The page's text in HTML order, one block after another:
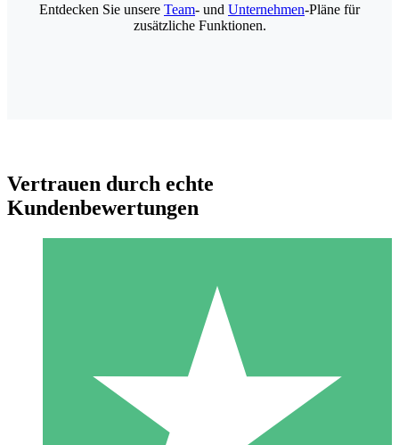
Individuelle Credit-Pakete
Zahlen Sie nach Bedarf mit Download-Credits. Keine
monatliche Verpflichtung erforderlich.
Entdecken Sie unsere Team- und Unternehmen-Pläne für
zusätzliche Funktionen.
Vertrauen durch echte
Kundenbewertungen